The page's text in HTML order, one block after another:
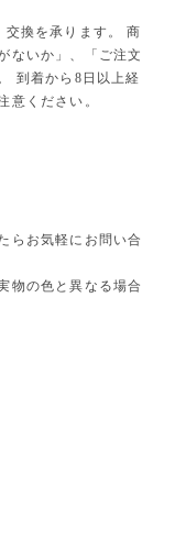
換を承ります。 商
ないか」、「ご注文
到着から8日以上経
意ください。
らお気軽にお問い合
物の色と異なる場合